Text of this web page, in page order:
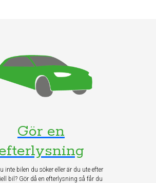
Gör en
inte bilen du söker eller är du ute efter
bil? Gör då en efterlysning så får du